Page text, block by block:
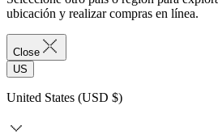
ubicación y realizar compras en línea.
Close
US
United States (USD $)